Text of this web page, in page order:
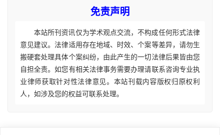
免责声明
本站所刊资讯仅为学术观点交流，不构成任何形式法律
意见建议。法律适用存在地域、时效、个案等差异，请勿生
搬硬套处理具体个案纠纷，由此产生的一切法律后果皆由您
自担全责。如您有相关法律事务需要办理请联系咨询专业执
业律师获取针对性法律意见。本站刊载内容版权归原权利
人，如涉及您的权益可联系处理。